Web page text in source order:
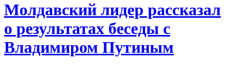
Молдавский лидер рассказал
о результатах беседы с
Владимиром Путиным